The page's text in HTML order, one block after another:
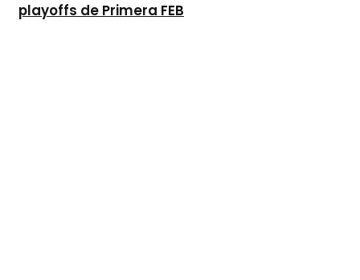
playoffs de Primera FEB